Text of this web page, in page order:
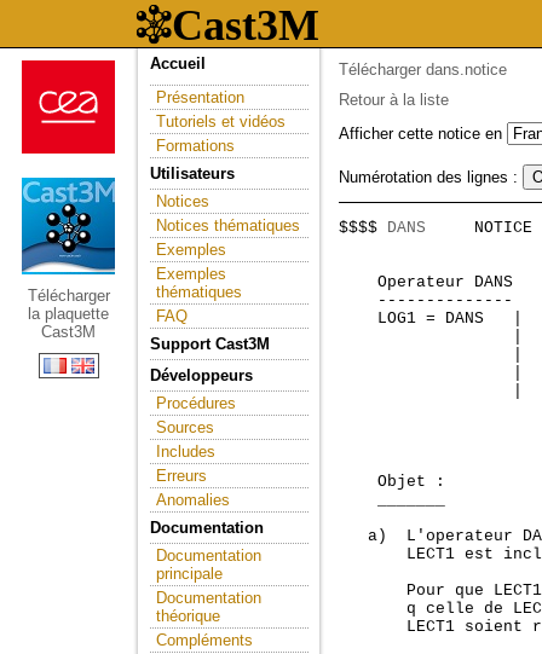
Télécharger
la plaquette
Cast3M
Accueil
Présentation
Tutoriels et vidéos
Formations
Utilisateurs
Notices
Notices thématiques
Exemples
Exemples
thématiques
FAQ
Support Cast3M
Développeurs
Procédures
Sources
Includes
Erreurs
Anomalies
Documentation
Documentation
principale
Documentation
théorique
Compléments
Télécharger dans.notice
Retour à la liste
Afficher cette notice en
Numérotation des lignes :
$$$$ DANS
Operateur DANS
    --------------
LOG1 = DANS   |
    Objet :
a)  L'operateur
LECT1 est
Pour que
q celle de
LECT1 soient